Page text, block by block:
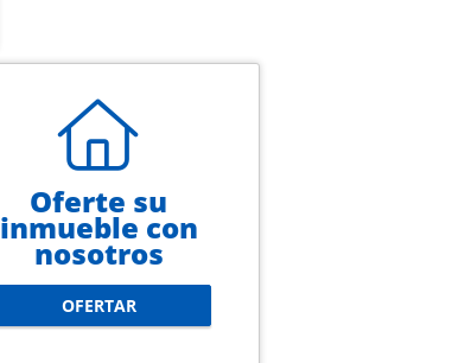
Oferte su
inmueble con
nosotros
OFERTAR